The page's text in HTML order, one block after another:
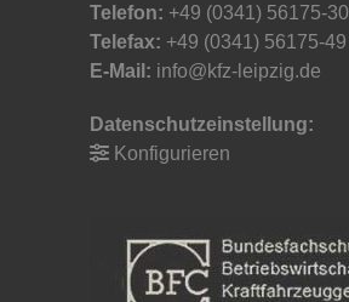
Telefon: +49 (0341) 56175-30
Telefax: +49 (0341) 56175-49
E-Mail: info@kfz-leipzig.de
Datenschutzeinstellung:
Konfigurieren